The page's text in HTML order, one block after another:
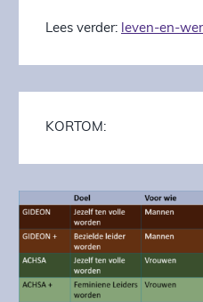
Lees verder: leven-en-
KORTOM: